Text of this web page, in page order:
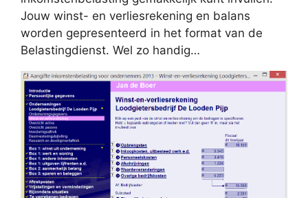
Jouw winst- en verliesrekening en balans
worden gepresenteerd in het format van de
Belastingdienst. Wel zo handig…